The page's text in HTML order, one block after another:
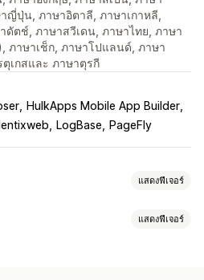
ญี่ปุ่น, ภาษาอิตาลี, ภาษาเกาหลี,
ดัตช์, ภาษาสวีเดน, ภาษาไทย, ภาษา
ภาษาเช็ก, ภาษาโปแลนด์, ภาษา
เกสและ ภาษาตุรกี
HulkApps Mobile App Builder
LogBase PageFly
แสดงฟีเจอร์
แสดงฟีเจอร์